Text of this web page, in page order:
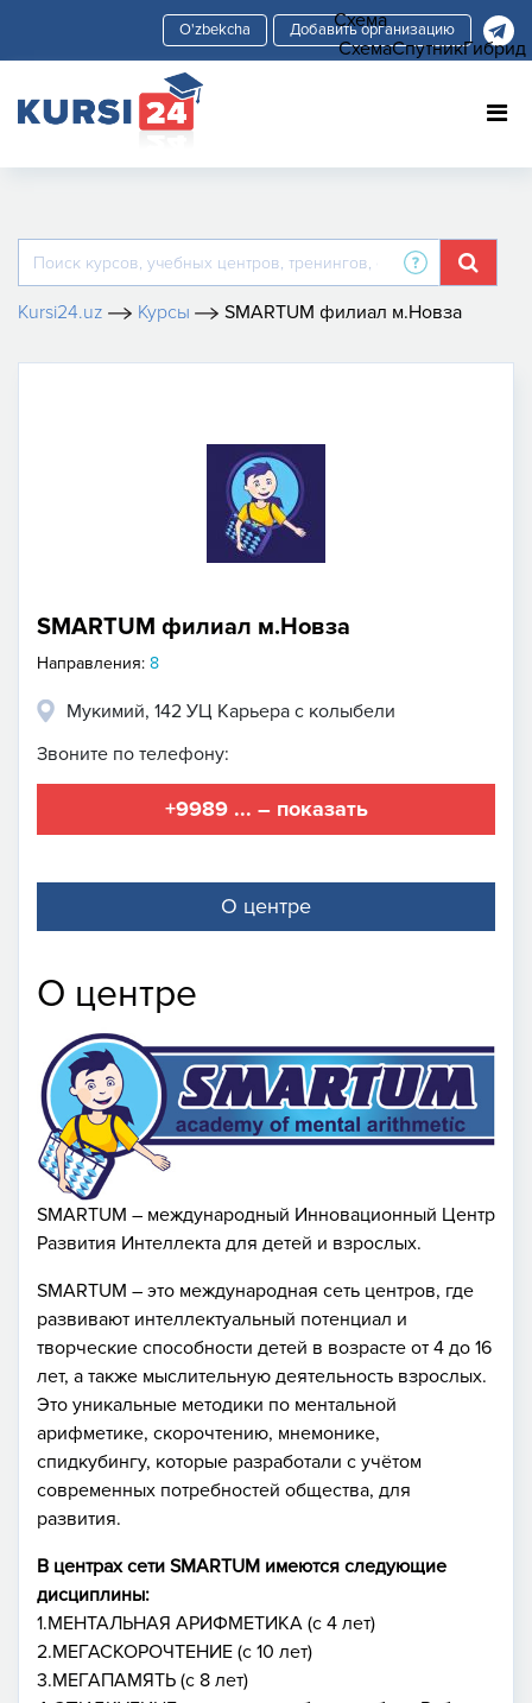
Добавить организацию
Kursi24.uz Курсы SMARTUM филиал м.Новза
SMARTUM филиал м.Новза
Направления: 8
Мукимий, 142 УЦ Карьера с колыбели
Звоните по телефону:
+9989 ... – показать
О центре
О центре
SMARTUМ – международный Инновационный Центр
Развития Интеллекта для детей и взрослых.
SMARTUM – это международная сеть центров, где
развивают интеллектуальный потенциал и
творческие способности детей в возрасте от 4 до 16
лет, а также мыслительную деятельность взрослых.
Это уникальные методики по ментальной
арифметике, скорочтению, мнемонике,
спидкубингу, которые разработали с учётом
современных потребностей общества, для
развития.
В центрах сети SMARTUM имеются следующие
дисциплины:
1.МЕНТАЛЬНАЯ АРИФМЕТИКА (с 4 лет)
2.МЕГАСКОРОЧТЕНИЕ (с 10 лет)
3.МЕГАПАМЯТЬ (с 8 лет)
Схема
СхемаСпутникГибрид